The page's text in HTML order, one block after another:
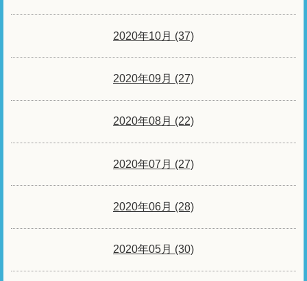
2020年10月 (37)
2020年09月 (27)
2020年08月 (22)
2020年07月 (27)
2020年06月 (28)
2020年05月 (30)